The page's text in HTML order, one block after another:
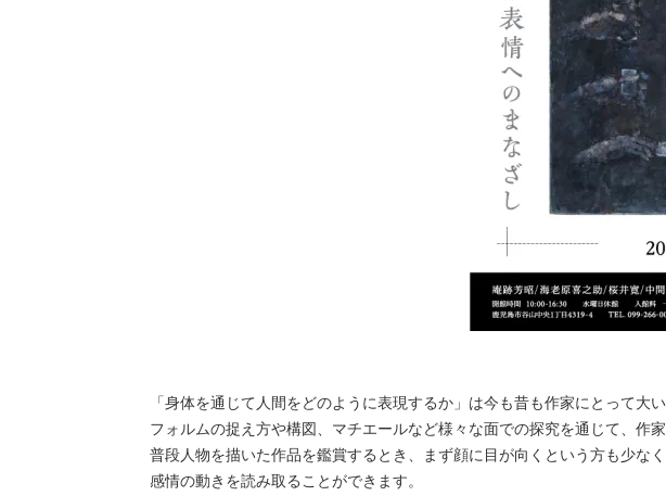
「身体を通じて人間をどのように表現するか」は今も昔も作家にとって大い
フォルムの捉え方や構図、マチエールなど様々な面での探究を通じて、作
普段人物を描いた作品を鑑賞するとき、まず顔に目が向くという方も少な
感情の動きを読み取ることができます。